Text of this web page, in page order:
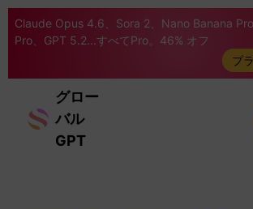
Claude Opus 4.6、Sora 2、Nano Banana
Pro、GPT 5.2...すべてPro。46% オフ
プ
グロー
バル
GPT